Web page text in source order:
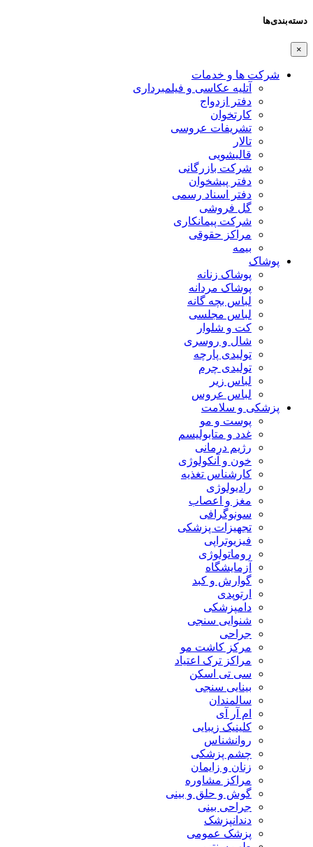
دسته‌بندی‌ها
×
شرکت ها و خدمات
آتلیه عکاسی و فیلمبرداری
دفتر ازدواج
کارتخوان
تشریفات عروسی
تالار
قالیشویی
شرکت بازرگانی
دفتر پیشخوان
دفتر اسناد رسمی
گل فروشی
شرکت پیمانکاری
مراکز حقوقی
بیمه
پوشاک
پوشاک زنانه
پوشاک مردانه
لباس بچه گانه
لباس مجلسی
کت و شلوار
شال و روسری
تولیدی پارچه
تولیدی چرم
لباس زیر
لباس عروس
پزشکی و سلامت
پوست و مو
غدد و متابولیسم
رژیم درمانی
خون و آنکولوژی
کارشناس تغذیه
رادیولوژی
مغز و اعصاب
سونوگرافی
تجهیزات پزشکی
فیزیوتراپی
روماتولوژی
آزمایشگاه
گوارش و کبد
ارتوپدی
دامپزشکی
شنوایی سنجی
جراحی
مرکز کاشت مو
مراکز ترک اعتیاد
سی تی اسکن
بینایی سنجی
سالمندان
ام آر آی
کلینیک زیبایی
روانشناس
چشم پزشکی
زنان و زایمان
مراکز مشاوره
گوش و حلق و بینی
جراحی بینی
دندانپزشک
پزشک عمومی